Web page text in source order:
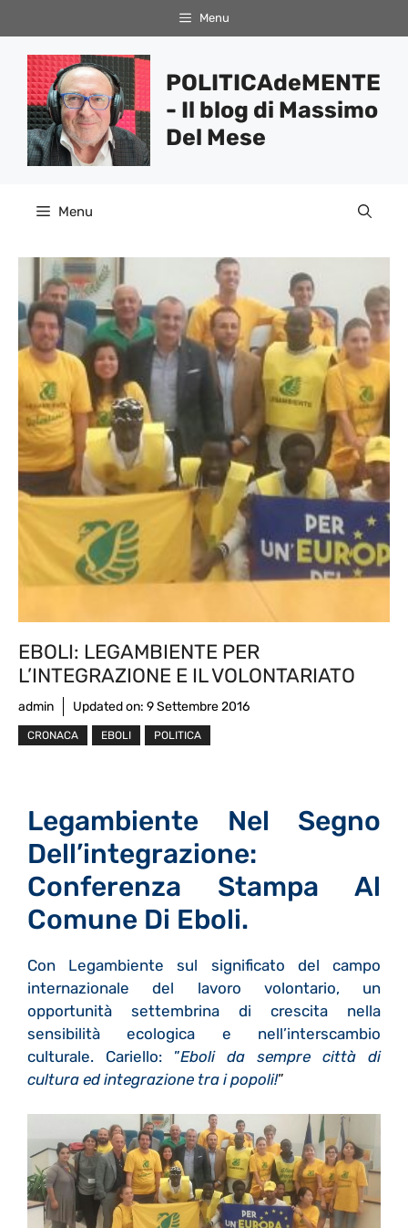
al
contenuto
Menu
POLITICAdeMENTE
- Il blog di Massimo
Del Mese
Menu
EBOLI: LEGAMBIENTE PER
L’INTEGRAZIONE E IL VOLONTARIATO
admin Updated on: 9 Settembre 2016
CRONACA EBOLI POLITICA
Legambiente Nel Segno
Dell’integrazione:
Conferenza Stampa Al
Comune Di Eboli.
Con Legambiente sul significato del campo
internazionale del lavoro volontario, un
opportunità settembrina di crescita nella
sensibilità ecologica e nell’interscambio
culturale. Cariello: ”Eboli da sempre città di
cultura ed integrazione tra i popoli!”